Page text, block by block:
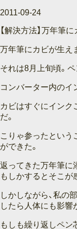
2011-09-24
【解決方法】万年筆
万年筆にカビが生え
それは8月上旬頃。
コンバーター内のイ
カビはすぐにインク
だ。
こりゃ参ったという
ができた。
返ってきた万年筆に
もしかするとそこが
しかしながら、私の
したら人体にも影響
もしも繰り返しペン